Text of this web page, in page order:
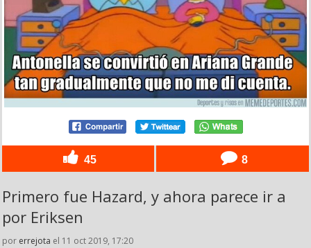
45 8
Primero fue Hazard, y ahora parece ir a
por Eriksen
por errejota el 11 oct 2019, 17:20